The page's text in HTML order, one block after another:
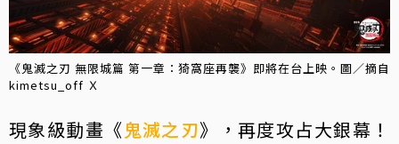
《鬼滅之刃 無限城篇 第一章：猗窩座再襲》即將在台上映。圖／摘自
kimetsu_off Ｘ
現象級動畫《鬼滅之刃》，再度攻占大銀幕！